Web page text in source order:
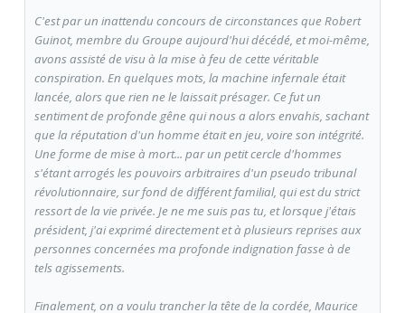
C'est par un inattendu concours de circonstances que Robert
Guinot, membre du Groupe aujourd'hui décédé, et moi-même,
avons assisté de visu à la mise à feu de cette véritable
conspiration. En quelques mots, la machine infernale était
lancée, alors que rien ne le laissait présager. Ce fut un
sentiment de profonde gêne qui nous a alors envahis, sachant
que la réputation d'un homme était en jeu, voire son intégrité.
Une forme de mise à mort... par un petit cercle d'hommes
s'étant arrogés les pouvoirs arbitraires d'un pseudo tribunal
révolutionnaire, sur fond de différent familial, qui est du strict
ressort de la vie privée. Je ne me suis pas tu, et lorsque j'étais
président, j'ai exprimé directement et à plusieurs reprises aux
personnes concernées ma profonde indignation fasse à de
tels agissements.
Finalement, on a voulu trancher la tête de la cordée, Maurice